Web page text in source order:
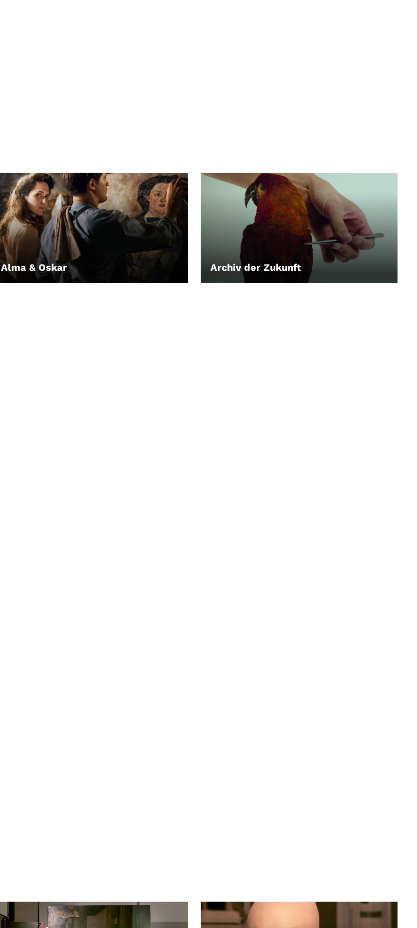
Alma & Oskar
LEIHEN Archiv der Zukunft
LEIHEN